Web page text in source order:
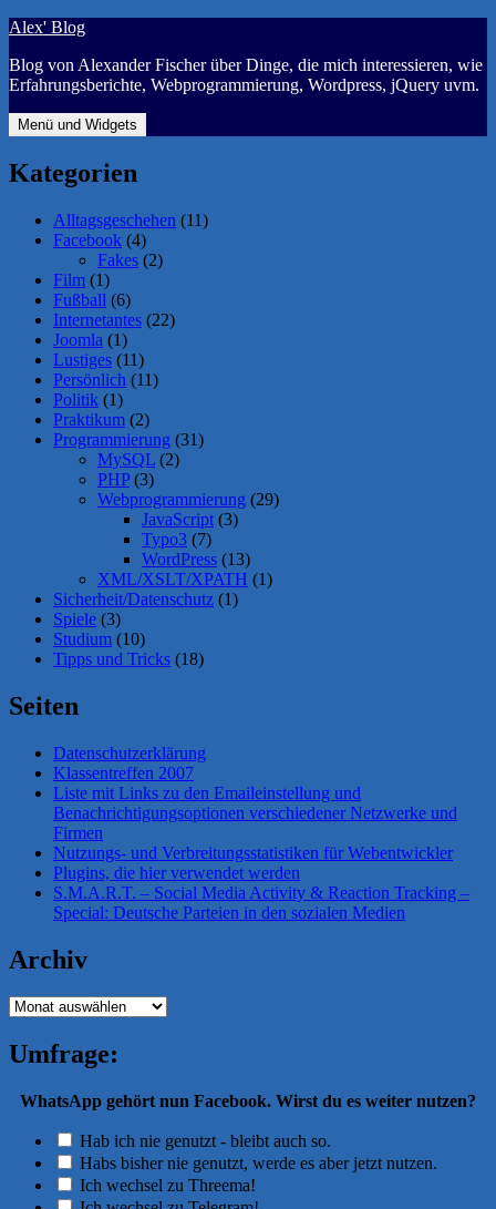
Zum
springen
Alex' Blog
Blog von Alexander Fischer über Dinge, die mich interessieren, wie
Erfahrungsberichte, Webprogrammierung, Wordpress, jQuery uvm.
Menü und Widgets
Kategorien
Alltagsgeschehen (11)
Facebook (4)
Fakes (2)
Film (1)
Fußball (6)
Internetantes (22)
Joomla (1)
Lustiges (11)
Persönlich (11)
Politik (1)
Praktikum (2)
Programmierung (31)
MySQL (2)
PHP (3)
Webprogrammierung (29)
JavaScript (3)
Typo3 (7)
WordPress (13)
XML/XSLT/XPATH (1)
Sicherheit/Datenschutz (1)
Spiele (3)
Studium (10)
Tipps und Tricks (18)
Seiten
Datenschutzerklärung
Klassentreffen 2007
Liste mit Links zu den Emaileinstellung und
Benachrichtigungsoptionen verschiedener Netzwerke und
Firmen
Nutzungs- und Verbreitungsstatistiken für Webentwickler
Plugins, die hier verwendet werden
S.M.A.R.T. – Social Media Activity & Reaction Tracking –
Special: Deutsche Parteien in den sozialen Medien
Archiv
Archiv
Umfrage:
WhatsApp gehört nun Facebook. Wirst du es weiter nutzen?
Hab ich nie genutzt - bleibt auch so.
Habs bisher nie genutzt, werde es aber jetzt nutzen.
Ich wechsel zu Threema!